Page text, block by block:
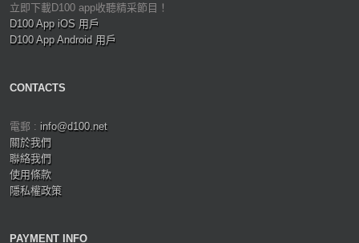
立即下載D100 app收聽精采節目！
D100 App iOS 用戶
D100 App Android 用戶
CONTACTS
電郵 : info@d100.net
關於我們
聯絡我們
使用條款
隱私權政策
PAYMENT INFO